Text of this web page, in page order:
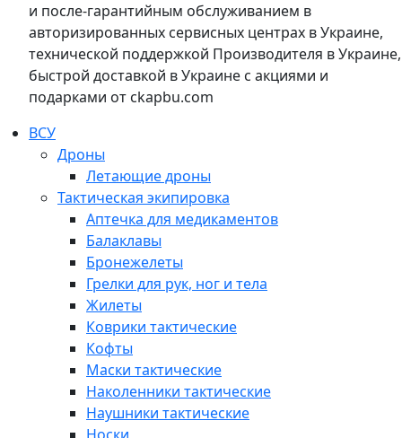
и после-гарантийным обслуживанием в
авторизированных сервисных центрах в Украине,
технической поддержкой Производителя в Украине,
быстрой доставкой в Украине с акциями и
подарками от ckapbu.com
ВСУ
Дроны
Летающие дроны
Тактическая экипировка
Аптечка для медикаментов
Балаклавы
Бронежелеты
Грелки для рук, ног и тела
Жилеты
Коврики тактические
Кофты
Маски тактические
Наколенники тактические
Наушники тактические